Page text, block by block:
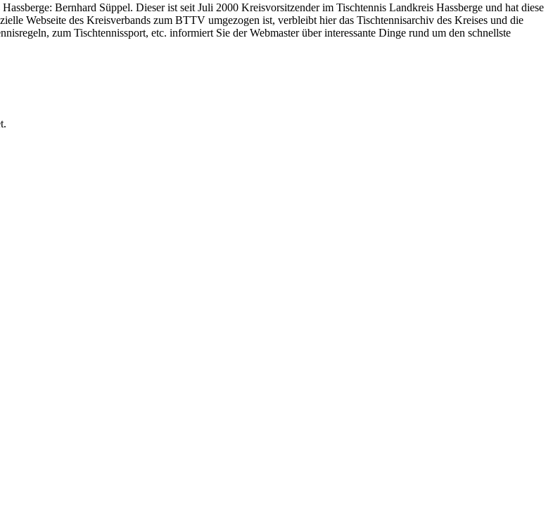
Bernhard Süppel. Dieser ist seit Juli 2000 Kreisvorsitzender im Tischtennis Landkreis Hassberge und hat diese
Webseite des Kreisverbands zum BTTV umgezogen ist, verbleibt hier das Tischtennisarchiv des Kreises und die
zum Tischtennissport, etc. informiert Sie der Webmaster über interessante Dinge rund um den schnellste